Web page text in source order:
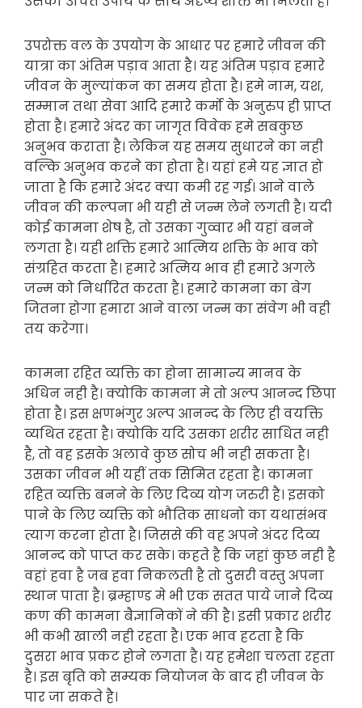
उपरोक्त वल के उपयोग के आधार पर हमारे जीवन की
यात्रा का अंतिम पड़ाव आता है। यह अंतिम पड़ाव हमारे
जीवन के मुल्यांकन का समय होता है। हमे नाम, यश,
सम्मान तथा सेवा आदि हमारे कर्मो के अनुरुप ही प्राप्त
होता है। हमारे अंदर का जागृत विवेक हमे सबकुछ
अनुभव कराता है। लेकिन यह समय सुधारने का नही
वल्कि अनुभव करने का होता है। यहां हमे यह ज्ञात हो
जाता है कि हमारे अंदर क्या कमी रह गई। आने वाले
जीवन की कल्पना भी यही से जन्म लेने लगती है। यदी
कोई कामना शेष है, तो उसका गुव्वार भी यहां बनने
लगता है। यही शक्ति हमारे आत्मिय शक्ति के भाव को
संग्रहित करता है। हमारे अत्मिय भाव ही हमारे अगले
जन्म को निर्धारित करता है। हमारे कामना का बेग
जितना होगा हमारा आने वाला जन्म का संवेग भी वही
तय करेगा।
कामना रहित व्यक्ति का होना सामान्य मानव के
अधिन नही है। क्योकि कामना मे तो अल्प आनन्द छिपा
होता है। इस क्षणभंगुर अल्प आनन्द के लिए ही वयक्ति
व्यथित रहता है। क्योकि यदि उसका शरीर साधित नही
है, तो वह इसके अलावे कुछ सोच भी नही सकता है।
उसका जीवन भी यहीं तक सिमित रहता है। कामना
रहित व्यक्ति बनने के लिए दिव्य योग जरुरी है। इसको
पाने के लिए व्यक्ति को भौतिक साधनो का यथासंभव
त्याग करना होता है। जिससे की वह अपने अंदर दिव्य
आनन्द को पाप्त कर सके। कहते है कि जहां कुछ नही है
वहां हवा है जब हवा निकलती है तो दुसरी वस्तु अपना
स्थान पाता है। ब्रम्हाण्ड मे भी एक सतत पाये जाने दिव्य
कण की कामना बैज्ञानिकों ने की है। इसी प्रकार शरीर
भी कभी खाली नही रहता है। एक भाव हटता है कि
दुसरा भाव प्रकट होने लगता है। यह हमेशा चलता रहता
है। इस बृति को सम्यक नियोजन के बाद ही जीवन के
पार जा सकते है।